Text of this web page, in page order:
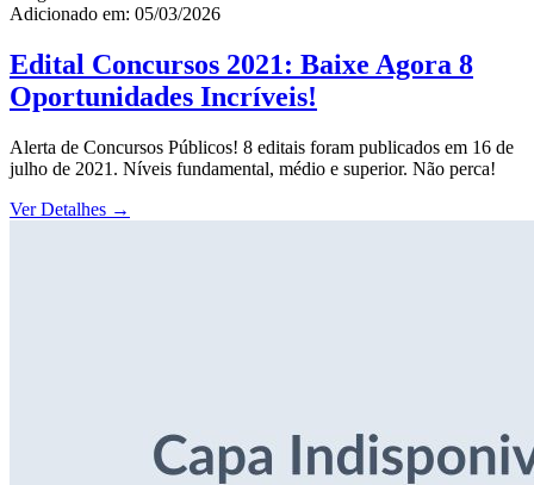
Adicionado em: 05/03/2026
Edital Concursos 2021: Baixe Agora 8
Oportunidades Incríveis!
Alerta de Concursos Públicos! 8 editais foram publicados em 16 de
julho de 2021. Níveis fundamental, médio e superior. Não perca!
Ver Detalhes →